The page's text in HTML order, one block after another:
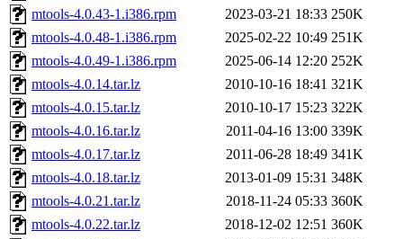
mtools-4.0.43-1.i386.rpm
2023-03-21 18:33 250K
mtools-4.0.48-1.i386.rpm
2025-02-22 10:49 251K
mtools-4.0.49-1.i386.rpm
2025-06-14 12:20 252K
mtools-4.0.14.tar.lz
2010-10-16 18:41 321K
mtools-4.0.15.tar.lz
2010-10-17 15:23 322K
mtools-4.0.16.tar.lz
2011-04-16 13:00 339K
mtools-4.0.17.tar.lz
2011-06-28 18:49 341K
mtools-4.0.18.tar.lz
2013-01-09 15:31 348K
mtools-4.0.21.tar.lz
2018-11-24 05:33 360K
mtools-4.0.22.tar.lz
2018-12-02 12:51 360K